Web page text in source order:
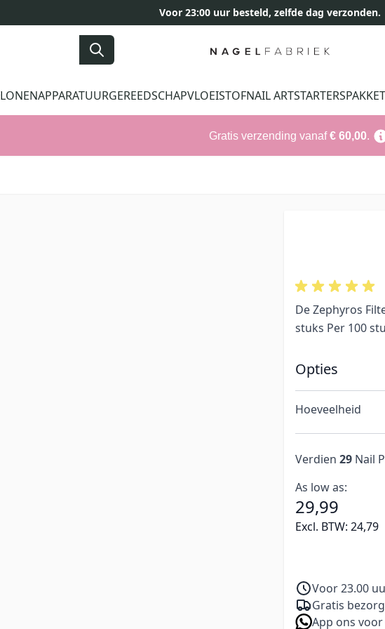
Voor 23:00 uur besteld, zelfde dag verzonden.
APPARATUURGEREEDSCHAPVLOEISTOFNAIL ART
Gratis verzending vanaf€ 60,00.
De Zephyros
stuks Per 100
Opties
Hoeveelheid
Verdien 29 Nail
As low as:
29,99
Excl. BTW: 24,79
Voor 23.00
Gratis
App ons voor